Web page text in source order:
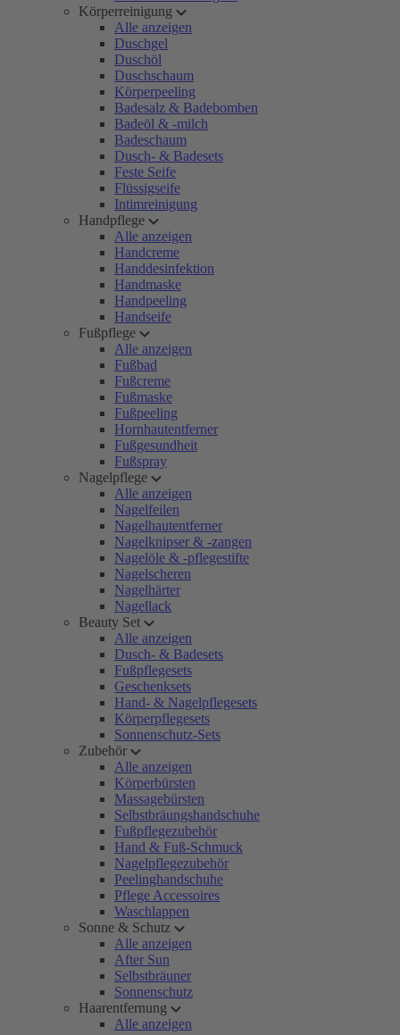
Körperreinigung
Alle anzeigen
Duschgel
Duschöl
Duschschaum
Körperpeeling
Badesalz & Badebomben
Badeöl & -milch
Badeschaum
Dusch- & Badesets
Feste Seife
Flüssigseife
Intimreinigung
Handpflege
Alle anzeigen
Handcreme
Handdesinfektion
Handmaske
Handpeeling
Handseife
Fußpflege
Alle anzeigen
Fußbad
Fußcreme
Fußmaske
Fußpeeling
Hornhautentferner
Fußgesundheit
Fußspray
Nagelpflege
Alle anzeigen
Nagelfeilen
Nagelhautentferner
Nagelknipser & -zangen
Nagelöle & -pflegestifte
Nagelscheren
Nagelhärter
Nagellack
Beauty Set
Alle anzeigen
Dusch- & Badesets
Fußpflegesets
Geschenksets
Hand- & Nagelpflegesets
Körperpflegesets
Sonnenschutz-Sets
Zubehör
Alle anzeigen
Körperbürsten
Massagebürsten
Selbstbräungshandschuhe
Fußpflegezubehör
Hand & Fuß-Schmuck
Nagelpflegezubehör
Peelinghandschuhe
Pflege Accessoires
Waschlappen
Sonne & Schutz
Alle anzeigen
After Sun
Selbstbräuner
Sonnenschutz
Haarentfernung
Alle anzeigen